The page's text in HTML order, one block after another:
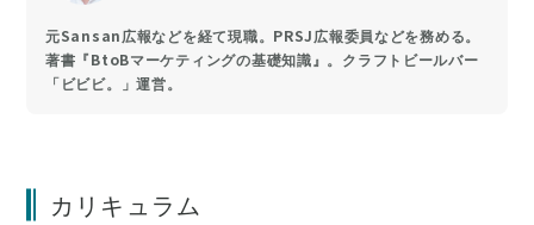
元Sansan広報などを経て現職。PRSJ広報委員などを務める。
著書『BtoBマーケティングの基礎知識』。クラフトビールバー
「ビビビ。」運営。
カリキュラム